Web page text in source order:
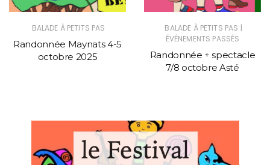
BALADE À PETITS PAS
Randonnée Maynats 4-5
octobre 2025
BALADE À PETITS PAS |
ÉVÉNEMENTS PASSÉS
Randonnée + spectacle
7/8 octobre Asté